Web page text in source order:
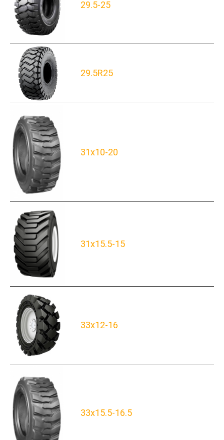
29.5-25
29.5R25
31x10-20
31x15.5-15
33x12-16
33x15.5-16.5